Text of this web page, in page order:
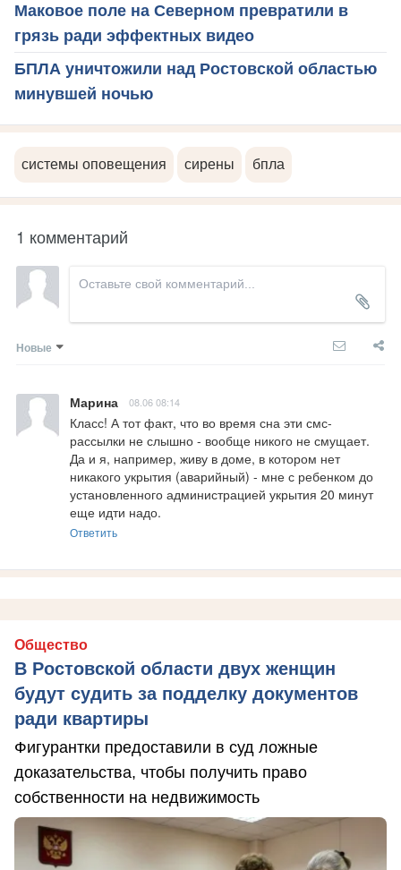
Маковое поле на Северном превратили в
грязь ради эффектных видео
БПЛА уничтожили над Ростовской областью
минувшей ночью
системы оповещения сирены бпла
1 комментарий
Новые
Марина 08.06 08:14
Класс! А тот факт, что во время сна эти смс-
рассылки не слышно - вообще никого не смущает.
Да и я, например, живу в доме, в котором нет
никакого укрытия (аварийный) - мне с ребенком до
установленного администрацией укрытия 20 минут
еще идти надо.
Ответить
Общество
В Ростовской области двух женщин
будут судить за подделку документов
ради квартиры
Фигурантки предоставили в суд ложные
доказательства, чтобы получить право
собственности на недвижимость